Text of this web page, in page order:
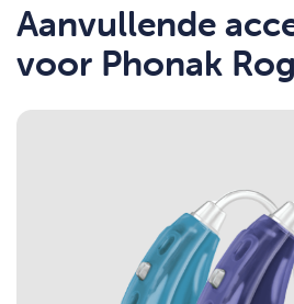
Aanvullende
voor Phonak